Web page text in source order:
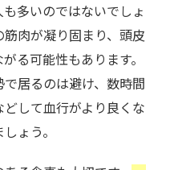
多いのではないでしょ
肉が凝り固まり、頭皮
る可能性もあります。
居るのは避け、数時間
して血行がより良くな
ょう。